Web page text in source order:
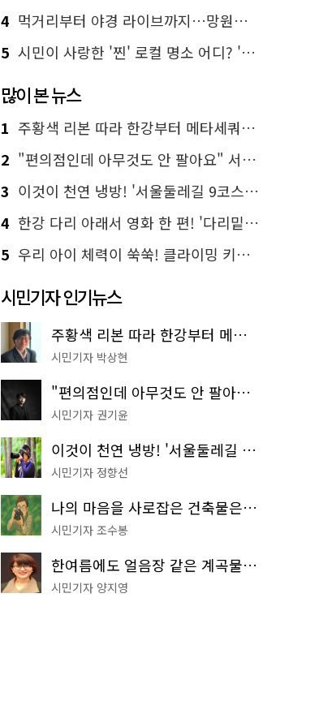
4 먹거리부터 야경 라이브까지…망원한강공원 알짜 코스
5 시민이 사랑한 '찐' 로컬 명소 어디? '서울에디션25' 추천 코스
많이 본 뉴스
1 주황색 리본 따라 한강부터 메타세쿼이아 숲길까지…서울둘레길 15코스
2 "편의점인데 아무것도 안 팔아요" 서울에서 가장 특별한 편의점의 정체
3 이것이 천연 냉방! '서울둘레길 9코스'로 숲속 피서 떠나볼까
4 한강 다리 아래서 영화 한 편! '다리밑 영화관' 무료 상영
5 우리 아이 체력이 쑥쑥! 클라이밍 키즈카페·어린이 체력장
시민기자 인기뉴스
주황색 리본 따라 한강부터 메타세쿼이아 숲길까지…서울둘레길 15코스
시민기자 박상현
"편의점인데 아무것도 안 팔아요" 서울에서 가장 특별한 편의점의 정체
시민기자 권기윤
이것이 천연 냉방! '서울둘레길 9코스'로 숲속 피서 떠나볼까
시민기자 정향선
나의 마음을 사로잡은 건축물은? '서울시 건축상' 수상작 공개!
시민기자 조수봉
한여름에도 얼음장 같은 계곡물! 서울 '진관사 계곡'이 천국이네~
시민기자 양지영